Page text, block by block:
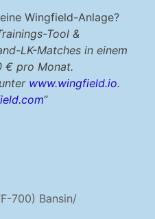
Wingfield-Anlage?
Tool &
LK-Matches in einem
€ pro Monat.
www.wingfield.io.
“
700) Bansin/